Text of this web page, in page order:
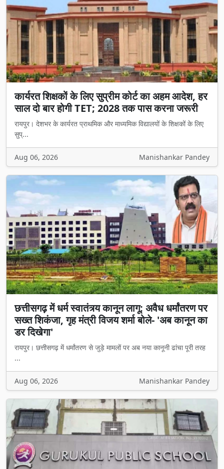
कार्यरत शिक्षकों के लिए सुप्रीम कोर्ट का अहम आदेश, हर
साल दो बार होगी TET; 2028 तक पास करना जरूरी
रायपुर। देशभर के कार्यरत प्राथमिक और माध्यमिक विद्यालयों के शिक्षकों के लिए
सुप्...
Aug 06, 2026 Manishankar Pandey
छत्तीसगढ़ में धर्म स्वातंत्र्य कानून लागू: अवैध धर्मांतरण पर
सख्त शिकंजा, गृह मंत्री विजय शर्मा बोले- 'अब कानून का
डर दिखेगा'
रायपुर। छत्तीसगढ़ में धर्मांतरण से जुड़े मामलों पर अब नया कानूनी ढांचा पूरी तरह
...
Aug 06, 2026 Manishankar Pandey